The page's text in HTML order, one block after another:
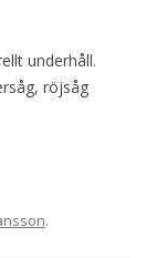
underhåll.
röjsåg
.